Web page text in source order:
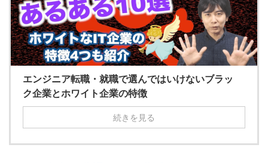
エンジニア転職・就職で選んではいけないブラッ
ク企業とホワイト企業の特徴
続きを見る